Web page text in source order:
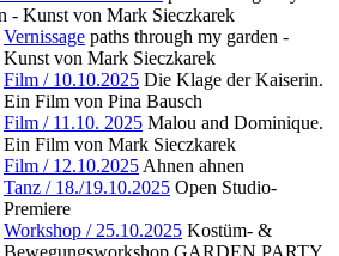
- Kunst von Mark Sieczkarek
Vernissage paths through my garden -
Kunst von Mark Sieczkarek
Film / 10.10.2025 Die Klage der Kaiserin.
Ein Film von Pina Bausch
Film / 11.10. 2025 Malou and Dominique.
Ein Film von Mark Sieczkarek
Film / 12.10.2025 Ahnen ahnen
Tanz / 18./19.10.2025 Open Studio-
Premiere
Workshop / 25.10.2025 Kostüm- &
Bewegungsworkshop GARDEN PARTY